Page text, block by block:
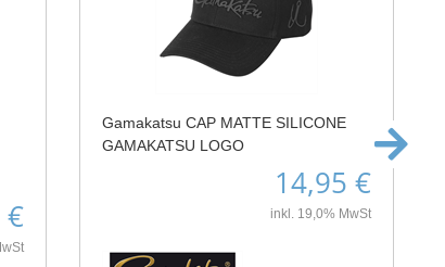
€
Gamakatsu CAP MATTE SILICONE
GAMAKATSU LOGO
14,95 €
inkl. 19,0% MwSt